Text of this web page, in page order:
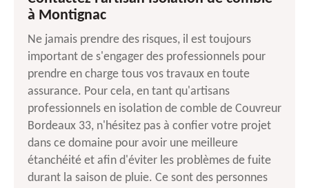
à Montignac
Ne jamais prendre des risques, il est toujours
important de s'engager des professionnels pour
prendre en charge tous vos travaux en toute
assurance. Pour cela, en tant qu'artisans
professionnels en isolation de comble de Couvreur
Bordeaux 33, n'hésitez pas à confier votre projet
dans ce domaine pour avoir une meilleure
étanchéité et afin d'éviter les problèmes de fuite
durant la saison de pluie. Ce sont des personnes